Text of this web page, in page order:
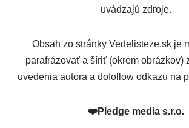
uvádzajú zdroje.
Obsah zo stránky Vedelisteze.sk je
parafrázovať a šíriť (okrem obrázkov)
uvedenia autora a dofollow odkazu na
❤️Pledge media s.r.o.